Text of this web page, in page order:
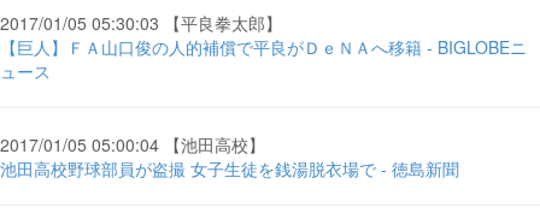
2017/01/05 05:30:03 【平良拳太郎】
【巨人】ＦＡ山口俊の人的補償で平良がＤｅＮＡへ移籍 - BIGLOBEニ
ュース
2017/01/05 05:00:04 【池田高校】
池田高校野球部員が盗撮 女子生徒を銭湯脱衣場で - 徳島新聞